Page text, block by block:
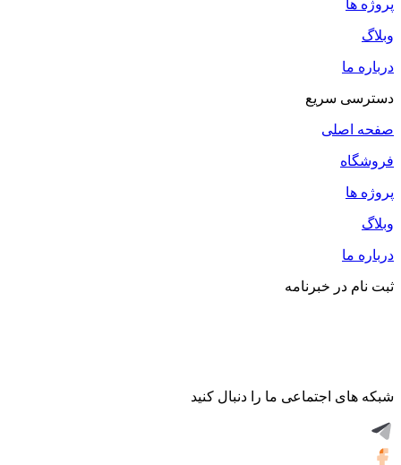
پروژه ها
وبلاگ
درباره ما
دسترسی سریع
صفحه اصلی
فروشگاه
پروژه ها
وبلاگ
درباره ما
ثبت نام در خبرنامه
شبکه های اجتماعی ما را دنبال کنید